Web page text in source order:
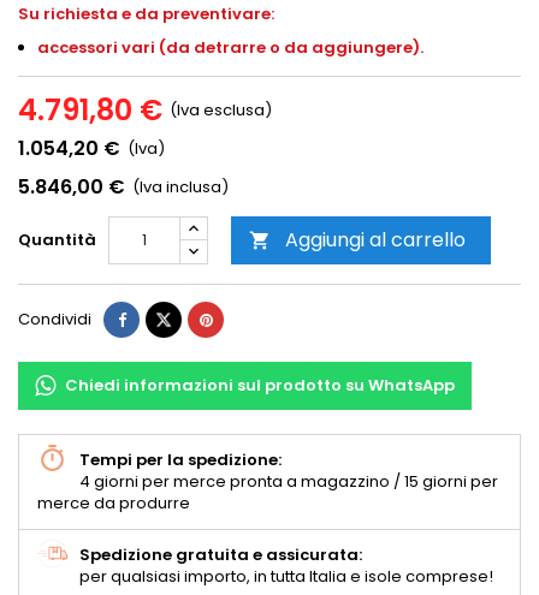
Su richiesta e da preventivare:
accessori vari (da detrarre o da aggiungere).
4.791,80 € (Iva esclusa)
1.054,20 € (Iva)
5.846,00 € (Iva inclusa)
Quantità  Aggiungi al carrello
Condividi
Chiedi informazioni sul prodotto su WhatsApp
Tempi per la spedizione:
4 giorni per merce pronta a magazzino / 15 giorni per
merce da produrre
Spedizione gratuita e assicurata:
per qualsiasi importo, in tutta Italia e isole comprese!